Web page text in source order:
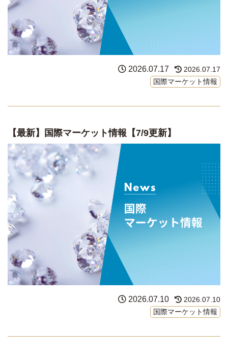
2026.07.17
2026.07.17
国際マーケット情報
【最新】国際マーケット情報【7/9更新】
2026.07.10
2026.07.10
国際マーケット情報